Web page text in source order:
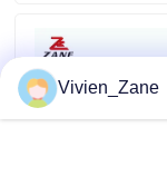
एक बोली का अनुरोध
Vivien_Zane